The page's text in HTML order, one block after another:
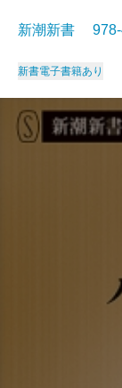
新潮新書
新書電子書籍あり